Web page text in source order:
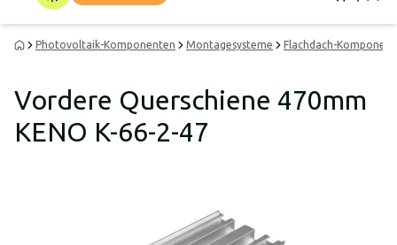
Photovoltaik-Komponenten Montagesysteme Flachdach-
Vordere Querschiene 470mm
KENO K-66-2-47